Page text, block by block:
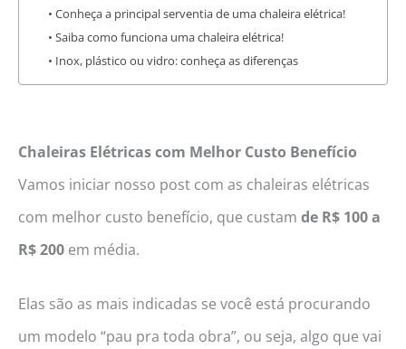
Conheça a principal serventia de uma chaleira elétrica!
Saiba como funciona uma chaleira elétrica!
Inox, plástico ou vidro: conheça as diferenças
Chaleiras Elétricas com Melhor Custo Benefício
Vamos iniciar nosso post com as chaleiras elétricas
com melhor custo benefício, que custam de R$ 100 a
R$ 200 em média.
Elas são as mais indicadas se você está procurando
um modelo “pau pra toda obra”, ou seja, algo que vai